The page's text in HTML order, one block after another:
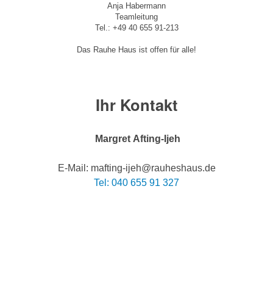
Anja Habermann
Teamleitung
Tel.: +49 40 655 91-213
Das Rauhe Haus ist offen für alle!
Ihr Kontakt
Margret Afting-Ijeh
E-Mail: mafting-ijeh@rauheshaus.de
Tel: 040 655 91 327